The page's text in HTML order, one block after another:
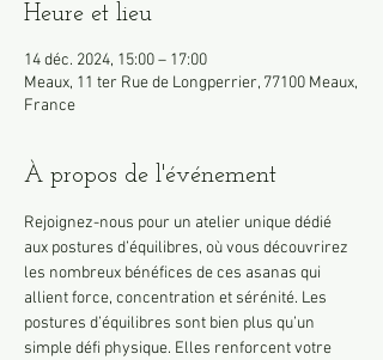
Heure et lieu
14 déc. 2024, 15:00 – 17:00
Meaux, 11 ter Rue de Longperrier, 77100 Meaux,
France
À propos de l'événement
Rejoignez-nous pour un atelier unique dédié
aux postures d’équilibres, où vous découvrirez
les nombreux bénéfices de ces asanas qui
allient force, concentration et sérénité. Les
postures d’équilibres sont bien plus qu’un
simple défi physique. Elles renforcent votre